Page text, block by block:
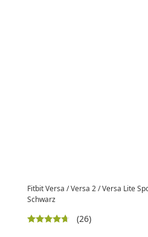
Fitbit Versa / Versa 2 / Versa Lite
Schwarz
(26)